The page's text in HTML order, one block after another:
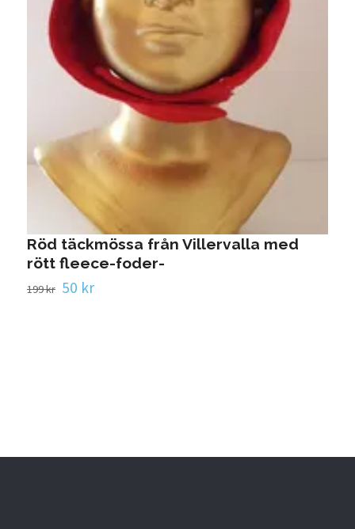
Röd täckmössa från Villervalla med
rött fleece-foder-
199 kr 50 kr